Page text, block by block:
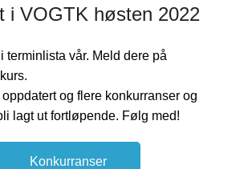
i VOGTK høsten 2022
terminlista vår. Meld dere på
og flere konkurranser og
lagt ut fortløpende. Følg med!
Konkurranser